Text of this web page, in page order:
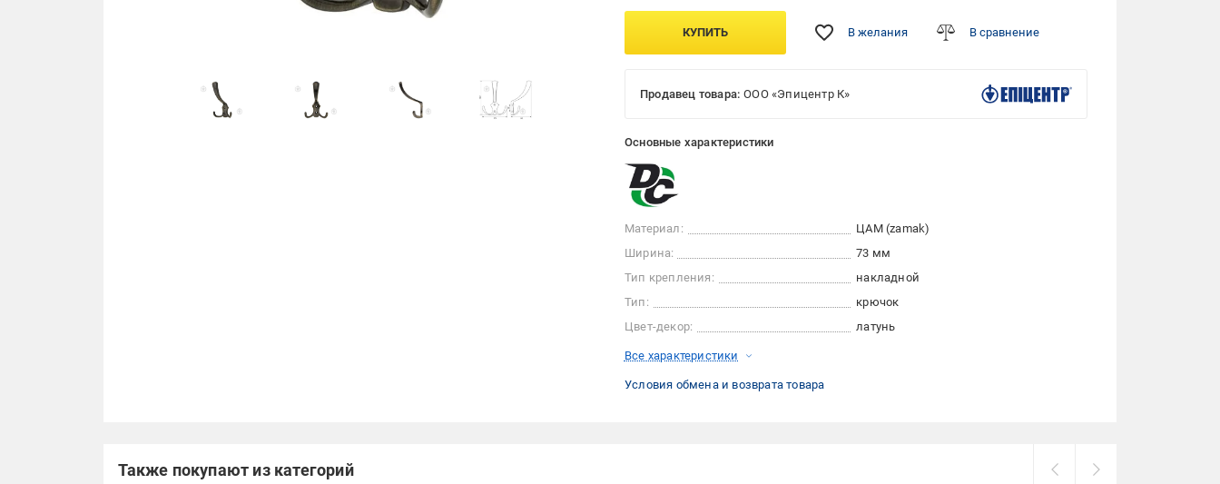
КУПИТЬ В желания В сравнение
Продавец товара: ООО «Эпицентр К»
Основные характеристики
Материал:
ЦАМ (zamak)
Ширина:
73 мм
Тип крепления:
накладной
Тип:
крючок
Цвет-декор:
латунь
Все характеристики
Условия обмена и возврата товара
Также покупают из категорий